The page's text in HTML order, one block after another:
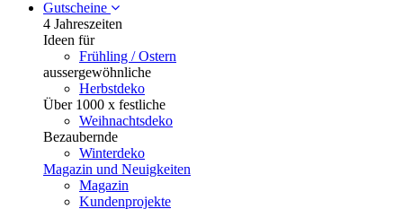
Gutscheine
4 Jahreszeiten
Ideen für
Frühling / Ostern
aussergewöhnliche
Herbstdeko
Über 1000 x festliche
Weihnachtsdeko
Bezaubernde
Winterdeko
Magazin und Neuigkeiten
Magazin
Kundenprojekte